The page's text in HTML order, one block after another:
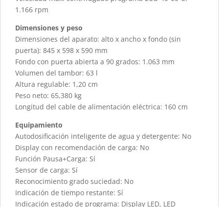
1.166 rpm
Dimensiones y peso
Dimensiones del aparato: alto x ancho x fondo (sin
puerta): 845 x 598 x 590 mm
Fondo con puerta abierta a 90 grados: 1.063 mm
Volumen del tambor: 63 l
Altura regulable: 1,20 cm
Peso neto: 65,380 kg
Longitud del cable de alimentación eléctrica: 160 cm
Equipamiento
Autodosificación inteligente de agua y detergente: No
Display con recomendación de carga: No
Función Pausa+Carga: Sí
Sensor de carga: Sí
Reconocimiento grado suciedad: No
Indicación de tiempo restante: Sí
Indicación estado de programa: Display LED, LED